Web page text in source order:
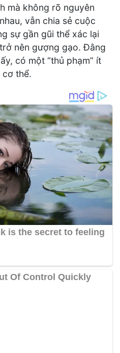
mà không rõ nguyên
vẫn chia sẻ cuộc
sự gần gũi thể xác lại
nên gượng gạo. Đằng
có một “thủ phạm” ít
thể.